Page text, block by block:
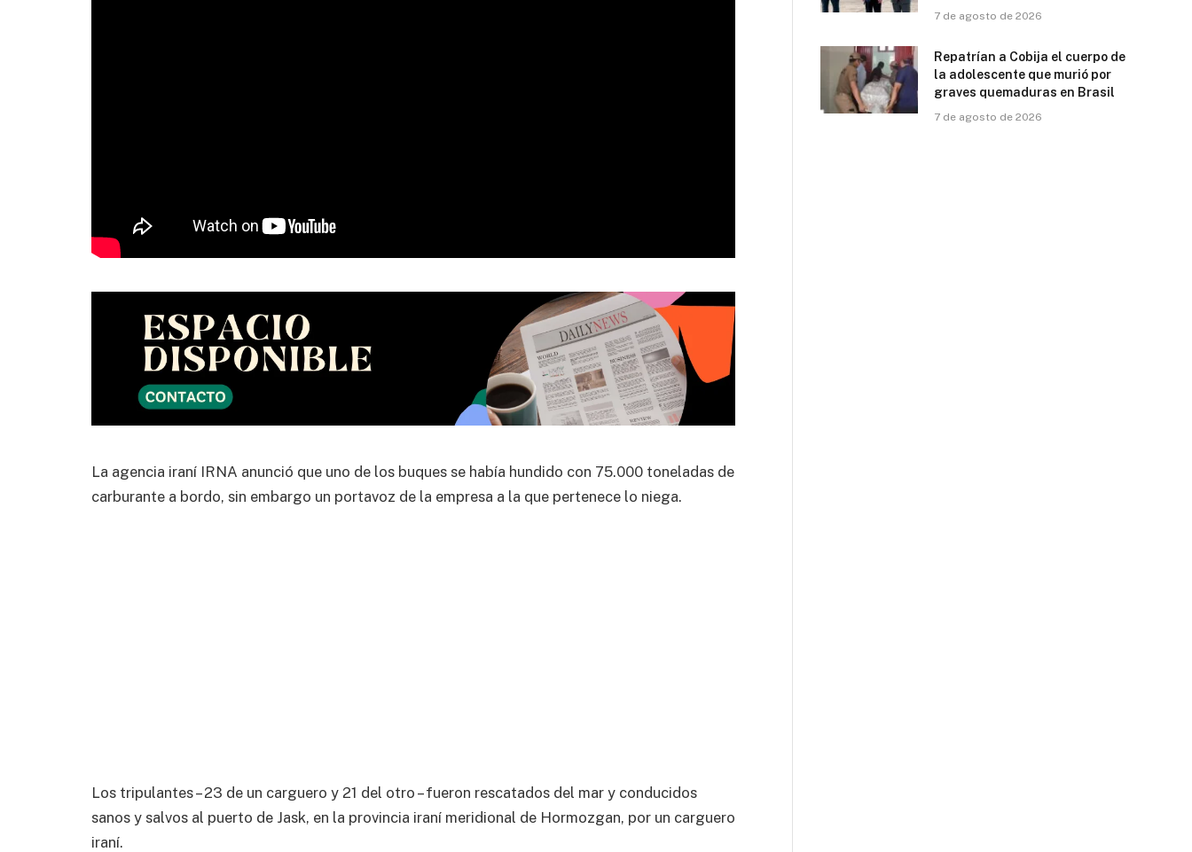
La agencia iraní IRNA anunció que uno de los buques se había hundido con 75.000 toneladas de
carburante a bordo, sin embargo un portavoz de la empresa a la que pertenece lo niega.
Los tripulantes – 23 de un carguero y 21 del otro – fueron rescatados del mar y conducidos
sanos y salvos al puerto de Jask, en la provincia iraní meridional de Hormozgan, por un carguero
iraní.
7 de agosto de 2026
Repatrían a Cobija el cuerpo de
la adolescente que murió por
graves quemaduras en Brasil
7 de agosto de 2026